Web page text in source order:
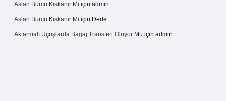
Aslan Burcu Kıskanır Mı için admin
Aslan Burcu Kıskanır Mı için Dede
Aktarmalı Uçuşlarda Bagaj Transferi Oluyor Mu için admin